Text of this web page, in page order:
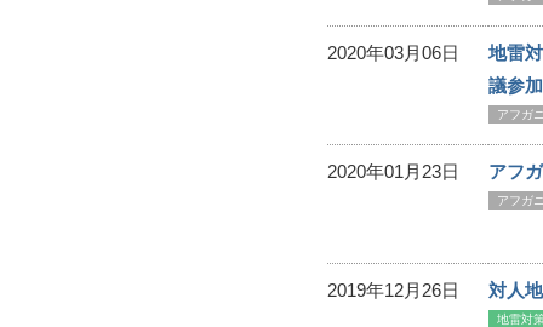
2020年03月06日
地雷
議参
アフガ
2020年01月23日 アフ
アフガ
2019年12月26日 対人
地雷対